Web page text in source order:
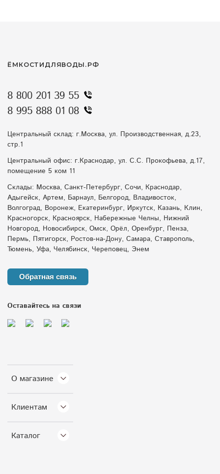
О магазине
Клиентам
Каталог
ЁМКОСТИДЛЯВОДЫ.РФ
8 800 201 39 55
8 995 888 01 08
Центральный склад: г.Москва, ул. Производственная, д.23,
стр.1
Центральный офис: г.Краснодар, ул. С.С. Прокофьева, д.17,
помещение 5 ком 11
Склады: Москва, Санкт-Петербург, Сочи, Краснодар,
Адыгейск, Артем, Барнаул, Белгород, Владивосток,
Волгоград, Воронеж, Екатеринбург, Иркутск, Казань, Клин,
Красногорск, Красноярск, Набережные Челны, Нижний
Новгород, Новосибирск, Омск, Орёл, Оренбург, Пенза,
Пермь, Пятигорск, Ростов-на-Дону, Самара, Ставрополь,
Тюмень, Уфа, Челябинск, Череповец, Энем
Обратная связь
Оставайтесь на связи